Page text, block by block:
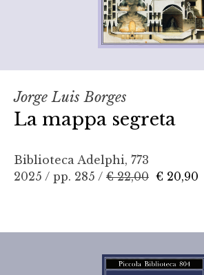
Jorge Luis Borges
La mappa segreta
Biblioteca Adelphi, 773
2025 / pp. 285 / € 22,00 € 20,90